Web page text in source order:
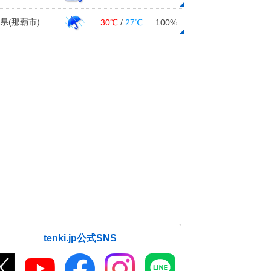
(那覇市) 30℃ / 27℃ 100%
tenki.jp公式SNS